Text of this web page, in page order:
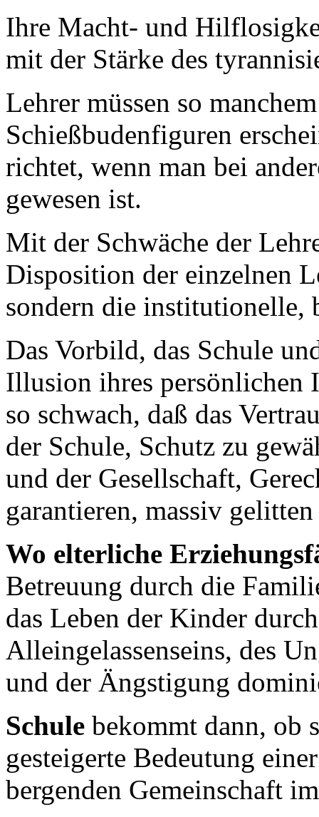
Ihre Macht- und
mit der Stärke des
Lehrer müssen so
Schießbudenfiguren
richtet, wenn man bei
gewesen ist.
Mit der Schwäche der
Disposition der einzelnen
sondern die institutionelle,
Das Vorbild, das Schule
Illusion ihres persönlichen
so schwach, daß das
der Schule, Schutz zu
und der Gesellschaft,
garantieren, massiv
Wo elterliche
Betreuung durch die
das Leben der Kinder
Alleingelassenseins, des
und der Ängstigung
Schule bekommt dann, ob
gesteigerte Bedeutung
bergenden Gemeinschaft